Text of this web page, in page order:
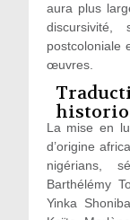
aura plus
postcoloniale
œuvres.
La mise en
d’origine
nigérians,
Barthélémy
Yinka